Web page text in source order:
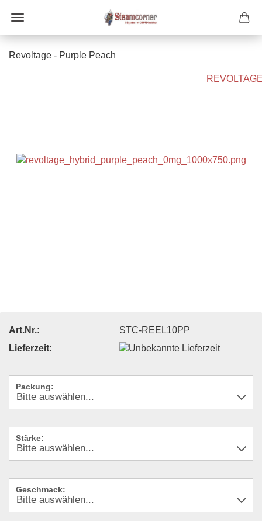
Revoltage - Purple Peach
Art.Nr.:
STC-REEL10PP
Lieferzeit:
Packung:
Stärke:
Geschmack: